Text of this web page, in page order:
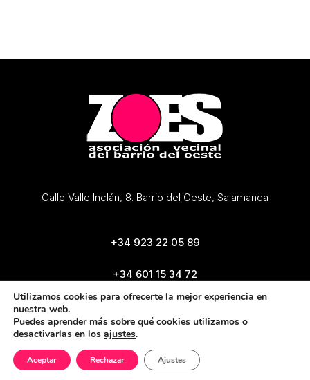
Calle Valle Inclán, 8. Barrio del Oeste, Salamanca
+34 923 22 05 89
+34 601 15 34 72
Utilizamos cookies para ofrecerte la mejor experiencia en
nuestra web.
Puedes aprender más sobre qué cookies utilizamos o
desactivarlas en los ajustes.
Aceptar Rechazar Ajustes